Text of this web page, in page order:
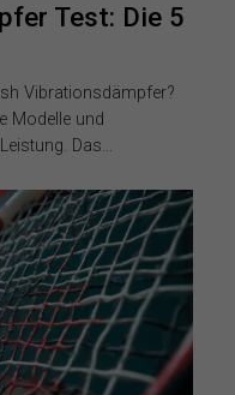
Test: Die 5
Vibrationsdämpfer?
Modelle und
Das…